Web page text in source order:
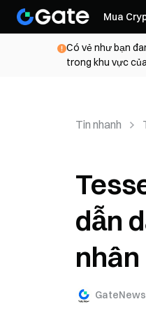
Mua
Có vẻ như bạn
trong khu vực
Tin nhanh
dẫn
GateNews